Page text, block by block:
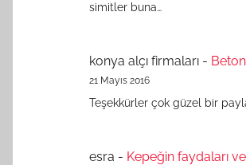
simitler buna…
konya alçı firmaları -
21 Mayıs 2016
Teşekkürler çok güzel bir
esra - Kepeğin faydaları